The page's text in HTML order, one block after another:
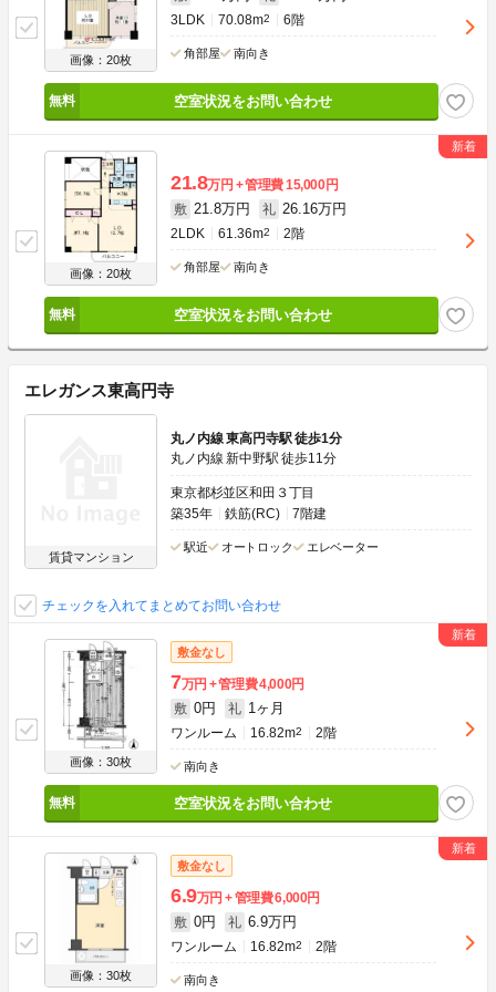
画像：20枚
3LDK 70.08m2 6階
角部屋 南向き
空室状況をお問い合わせ
画像：20枚
21.8万円 管理費15,000円
敷 21.8万円 礼 26.16万円
2LDK 61.36m2 2階
角部屋 南向き
空室状況をお問い合わせ
エレガンス東高円寺
賃貸マンション
丸ノ内線 東高円寺駅 徒歩1分
丸ノ内線 新中野駅 徒歩11分
東京都杉並区和田３丁目
築35年
鉄筋(RC) 7階建
駅近 オートロック エレベーター
チェックを入れてまとめてお問い合わせ
画像：30枚
敷金なし
7万円 管理費4,000円
敷 0円 礼 1ヶ月
ワンルーム 16.82m2 2階
南向き
空室状況をお問い合わせ
画像：30枚
敷金なし
6.9万円 管理費6,000円
敷 0円 礼 6.9万円
ワンルーム 16.82m2 2階
南向き